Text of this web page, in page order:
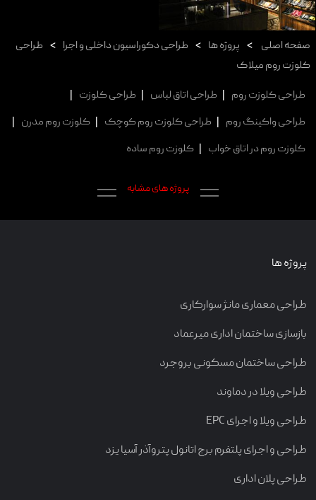
صفحه اصلی > پروژه ها > طراحی دکوراسیون داخلی و اجرا > طراحی
کلوزت روم میلاک
طراحی کلوزت روم | طراحی اتاق لباس | طراحی کلوزت |
طراحی واکینگ روم | طراحی کلوزت روم کوچک | کلوزت روم مدرن |
کلوزت روم در اتاق خواب | کلوزت روم ساده
پروژه های مشابه
پروژه ها
طراحی معماری مانژ سوارکاری
بازسازی ساختمان اداری میرعماد
طراحی ساختمان مسکونی بروجرد
طراحی ویلا در دماوند
طراحی ویلا و اجرای EPC
طراحی و اجرای پلتفرم برج اتانول پتروآذر آسیا یزد
طراحی پلان اداری